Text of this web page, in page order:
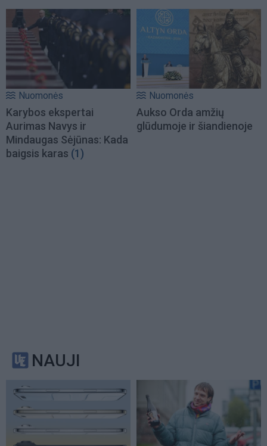
Nuomonės
Karybos ekspertai
Aurimas Navys ir
Mindaugas Sėjūnas: Kada
baigsis karas (1)
Nuomonės
Aukso Orda amžių
glūdumoje ir šiandienoje
NAUJI